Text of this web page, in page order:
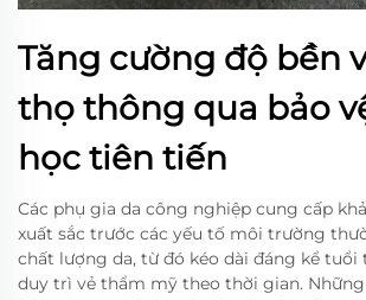
Tăng cường độ bền
thọ thông qua bảo
học tiên tiến
Các phụ gia da công nghiệp cung cấp
xuất sắc trước các yếu tố môi trường
chất lượng da, từ đó kéo dài đáng kể tuổi
duy trì vẻ thẩm mỹ theo thời gian.